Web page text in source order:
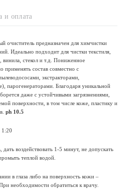
и оплата
очиститель предназначен для химчистки
Идеально подходит для чистки текстиля,
винила, стекол и т.д. Пониженное
применять состав совместно с
экстракторами,
парогенераторами. Благодаря уникальной
даже с устойчивыми загрязнениями,
поверхности, в том числе коже, пластику и
ph 10.5
1:20
дать воздействовать 1-5 минут, не допускать
теплой водой.
в глаза либо на поверхность кожи –
необходимости обратиться к врачу.